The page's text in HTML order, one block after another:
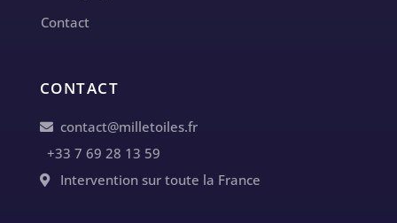
Contact
CONTACT
contact@milletoiles.fr
+33 7 69 28 13 59
Intervention sur toute la France